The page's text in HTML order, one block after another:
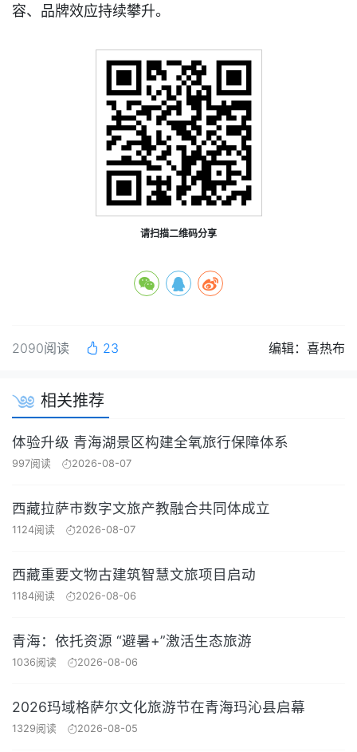
容、品牌效应持续攀升。
请扫描二维码分享
2090阅读 23 编辑：喜热布
相关推荐
体验升级 青海湖景区构建全氧旅行保障体系
997阅读 2026-08-07
西藏拉萨市数字文旅产教融合共同体成立
1124阅读 2026-08-07
西藏重要文物古建筑智慧文旅项目启动
1184阅读 2026-08-06
青海：依托资源 “避暑+”激活生态旅游
1036阅读 2026-08-06
2026玛域格萨尔文化旅游节在青海玛沁县启幕
1329阅读 2026-08-05